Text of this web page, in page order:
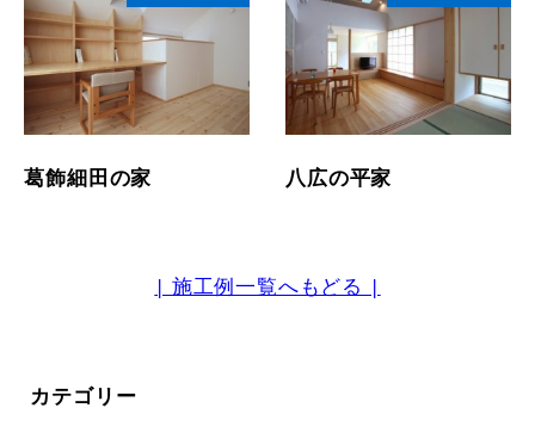
葛飾細田の家 八広の平家
| 施工例一覧へもどる |
カテゴリー